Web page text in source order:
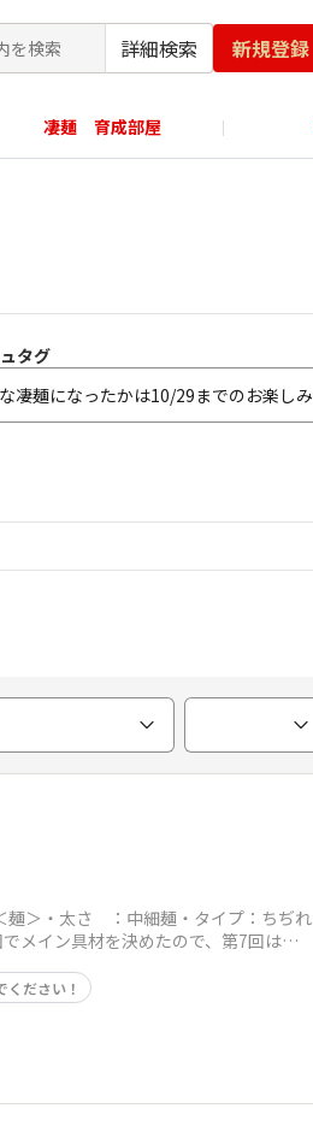
詳細検索 新規登録
凄麺 育成部屋
タグ
＞・太さ ：中細麺・タイプ：ちぢれ
メイン具材を決めたので、第7回は凄
ください！